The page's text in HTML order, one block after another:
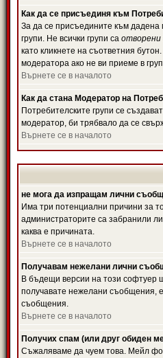
Как да се присъединя към
За да се присъедините към дадена
групи. Не всички групи са отворени
като кликнете на съответния
модератора ако не ви приеме в
Върнете се в началото
Как да стана Модератор на
Потребителските групи се
модератор, би трябвало да се
Върнете се в началото
не мога да изпращам лични
Има три потенциални причини за
администраторите са забранили
каква е причината.
Върнете се в началото
Получавам нежелани лични
В бъдещи версии на този софтуер
получавате нежелани съобщения,
съобщения.
Върнете се в началото
Получих спам (или друг обиден
Съжаляваме да чуем това. Мейл